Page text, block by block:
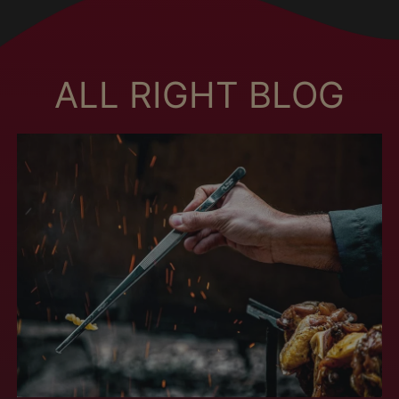
ALL RIGHT BLOG
Bulgária (MXN $)
Burundi (MXN $)
Butão (MXN $)
Cabo Verde (MXN $)
Camboja (MXN $)
Canadá (MXN $)
Catar (MXN $)
Cazaquistão (MXN
Chade (MXN $)
Chile (MXN $)